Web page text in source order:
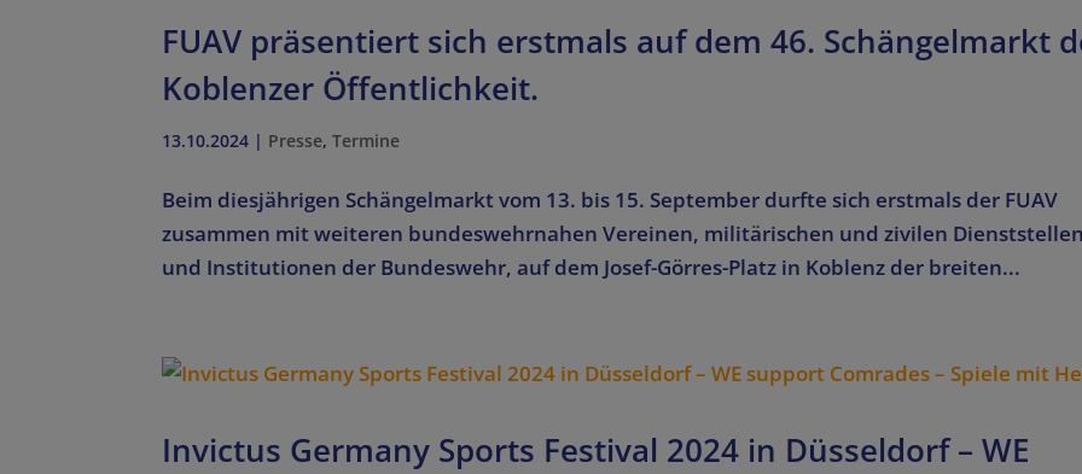
FUAV präsentiert sich erstmals auf dem 46. Schängelmarkt
Koblenzer Öffentlichkeit.
13.10.2024 | Presse,Termine
Beim diesjährigen Schängelmarkt vom 13. bis 15. September durfte sich erstmals der FUAV
zusammen mit weiteren bundeswehrnahen Vereinen, militärischen und zivilen
und Institutionen der Bundeswehr, auf dem Josef-Görres-Platz in Koblenz der breiten...
Invictus Germany Sports Festival 2024 in Düsseldorf – WE